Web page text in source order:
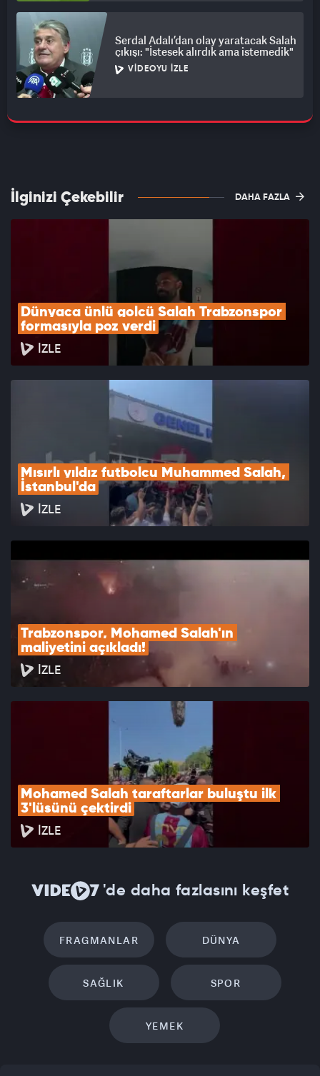
Serdal Adalı’dan olay yaratacak Salah
çıkışı: "İstesek alırdık ama istemedik"
VIDEOYU İZLE
İlginizi Çekebilir DAHA FAZLA
Dünyaca ünlü golcü Salah Trabzonspor
formasıyla poz verdi
İZLE
Mısırlı yıldız futbolcu Muhammed Salah,
İstanbul'da
İZLE
Trabzonspor, Mohamed Salah'ın
maliyetini açıkladı!
İZLE
Mohamed Salah taraftarlar buluştu ilk
3'lüsünü çektirdi
İZLE
'de daha fazlasını keşfet
FRAGMANLAR DÜNYA
SAĞLIK SPOR
YEMEK